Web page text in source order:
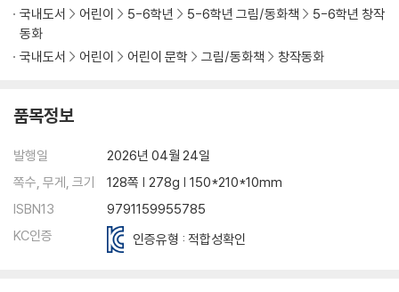
국내도서 어린이 5-6학년 5-6학년 그림/동화책
5-6학년 창작
동화
국내도서
어린이 어린이 문학 그림/동화책 창작동화
품목정보
발행일
2026년 04월 24일
쪽수, 무게, 크기
128쪽 | 278g | 150*210*10mm
ISBN13
9791159955785
KC인증
인증유형 : 적합성확인